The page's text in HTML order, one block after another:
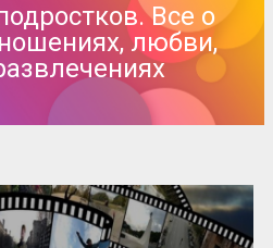
Все о
любви,